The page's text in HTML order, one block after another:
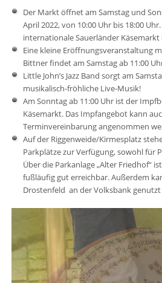
Der Markt öffnet am Samstag und
April 2022, von 10:00 Uhr bis 18:00
internationale Sauerländer Käsemarkt
Eine kleine Eröffnungsveranstaltung
Bittner findet am Samstag ab 11:00
Little John’s Jazz Band sorgt am
musikalisch-fröhliche Live-Musik!
Am Sonntag ab 11:00 Uhr ist der
Käsemarkt. Das Impfangebot kann
Terminvereinbarung angenommen
Auf der Riggenweide/Kirmesplatz
Parkplätze zur Verfügung, sowohl für
Über die Parkanlage „Alter Friedhof“
fußläufig gut erreichbar. Außerdem
Drostenfeld an der Volksbank